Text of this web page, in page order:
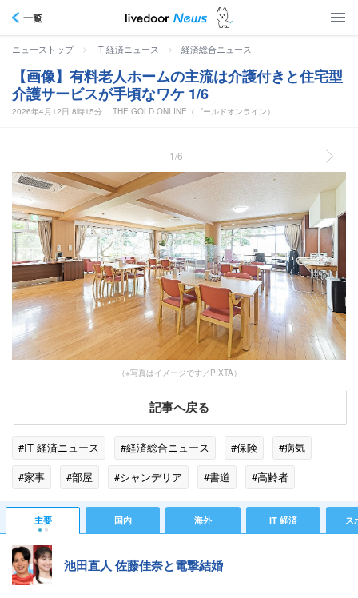
一覧
ニューストップ > IT 経済ニュース > 経済総合ニュース
【画像】有料老人ホームの主流は介護付きと住宅型
介護サービスが手頃なワケ 1/6
2026年4月12日 8時15分 THE GOLD ONLINE（ゴールドオンライン）
1/6
（※写真はイメージです／PIXTA）
記事へ戻る
#IT 経済ニュース #経済総合ニュース #保険
#病気
#家事
#部屋 #シャンデリア #書道
#高齢者
#カラオケ
#呼吸器 #看護師 #ヨガ
#認知症
#医療
#老人ホーム #介護保険
主要 国内 海外 IT 経済 ス
池田直人 佐藤佳奈と電撃結婚